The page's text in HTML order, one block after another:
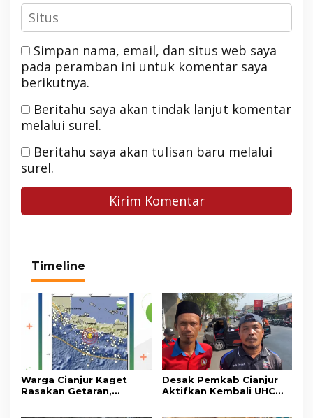
Simpan nama, email, dan situs web saya
pada peramban ini untuk komentar saya
berikutnya.
Beritahu saya akan tindak lanjut komentar
melalui surel.
Beritahu saya akan tulisan baru melalui
surel.
Timeline
Warga Cianjur Kaget
Rasakan Getaran,
Desak Pemkab Cianjur
Aktifkan Kembali UHC